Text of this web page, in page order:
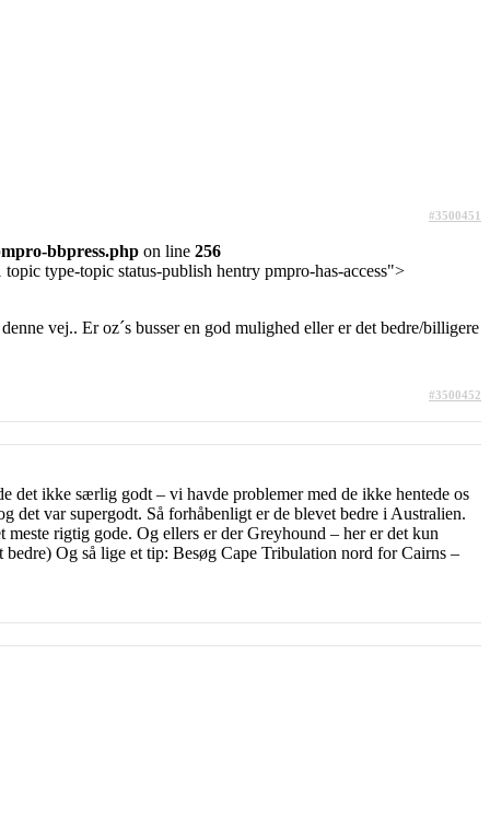
#3500451
bbpress.php on line 256
type-topic status-publish hentry pmpro-has-access">
vej.. Er oz´s busser en god mulighed eller er det bedre/billigere
#3500452
det ikke særlig godt – vi havde problemer med de ikke hentede os
var supergodt. Så forhåbenligt er de blevet bedre i Australien.
rigtig gode. Og ellers er der Greyhound – her er det kun
Og så lige et tip: Besøg Cape Tribulation nord for Cairns –